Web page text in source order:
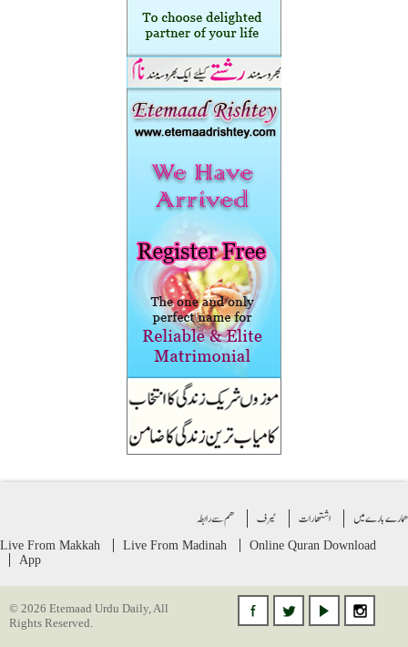
بارے میں اشتهارات ٹیرف ھم سے رابطہ
Live From Makkah Live From Madinah Online Quran Download
App
© 2026 Etemaad Urdu Daily, All
Rights Reserved.